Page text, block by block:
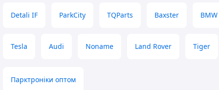
Detali IF ParkCity TQParts Baxster BMW
Tesla Audi Noname Land Rover Tiger
Парктроніки оптом